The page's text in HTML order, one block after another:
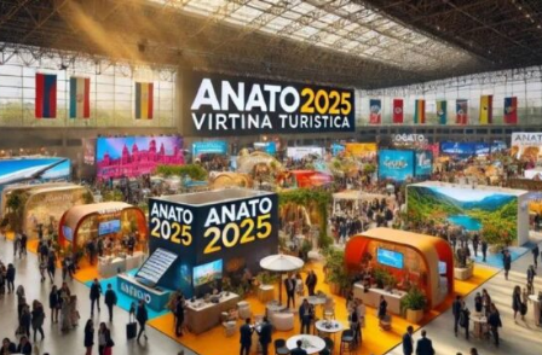
ES
VIAJES
CHARTER
ACERCA DE
CONSEJOS